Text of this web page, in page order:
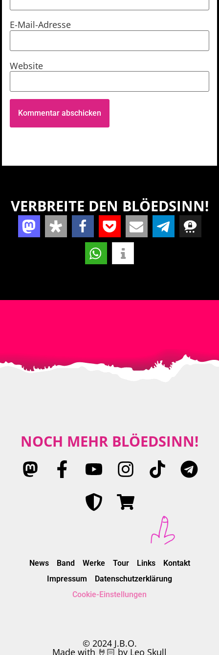
E-Mail-Adresse
Website
VERBREITE DEN BLÖEDSINN!
NOCH MEHR BLÖEDSINN!
News Band Werke Tour Links
Kontakt
Impressum
Datenschutzerklärung
Cookie-Einstellungen
© 2024 J.B.O.
Made with 🤘🏻 by Leo Skull